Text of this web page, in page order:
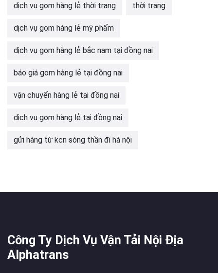
dịch vụ gom hàng lẻ thời trang thời trang
dịch vụ gom hàng lẻ mỹ phẩm
dịch vụ gom hàng lẻ bắc nam tại đồng nai
báo giá gom hàng lẻ tại đồng nai
vận chuyển hàng lẻ tại đồng nai
dịch vụ gom hàng lẻ tại đồng nai
gửi hàng từ kcn sóng thần đi hà nội
Công Ty Dịch Vụ Vận Tải Nội Địa
Alphatrans